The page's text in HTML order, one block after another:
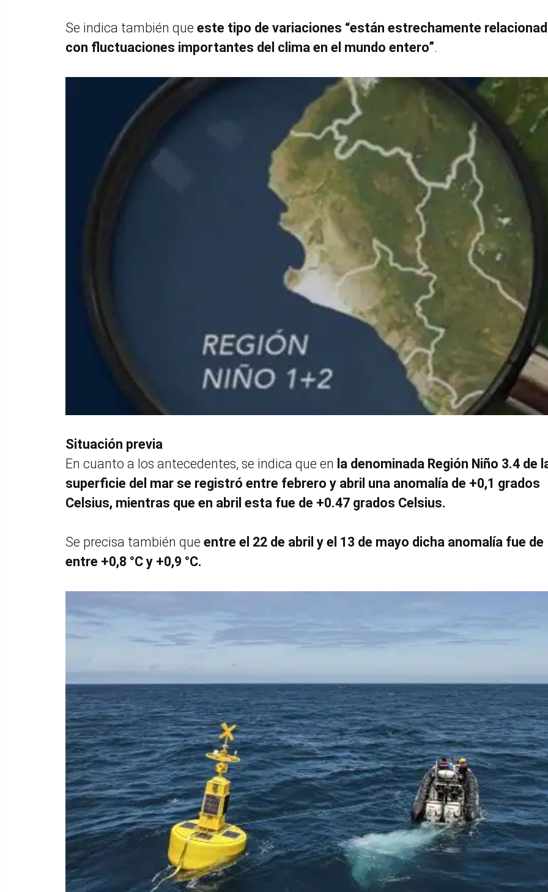
Se indica también que este tipo de variaciones “están estrechamente
con fluctuaciones importantes del clima en el mundo entero”.
Situación previa
En cuanto a los antecedentes, se indica que en la denominada Región Niño 3.4 de
superficie del mar se registró entre febrero y abril una anomalía de +0,1 grados
Celsius, mientras que en abril esta fue de +0.47 grados Celsius.
Se precisa también que entre el 22 de abril y el 13 de mayo dicha anomalía fue de
entre +0,8 °C y +0,9 °C.